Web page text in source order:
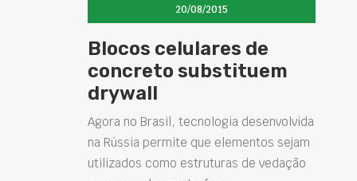
20/08/2015
Blocos celulares de
concreto substituem
drywall
Agora no Brasil, tecnologia desenvolvida
na Rússia permite que elementos sejam
utilizados como estruturas de vedação